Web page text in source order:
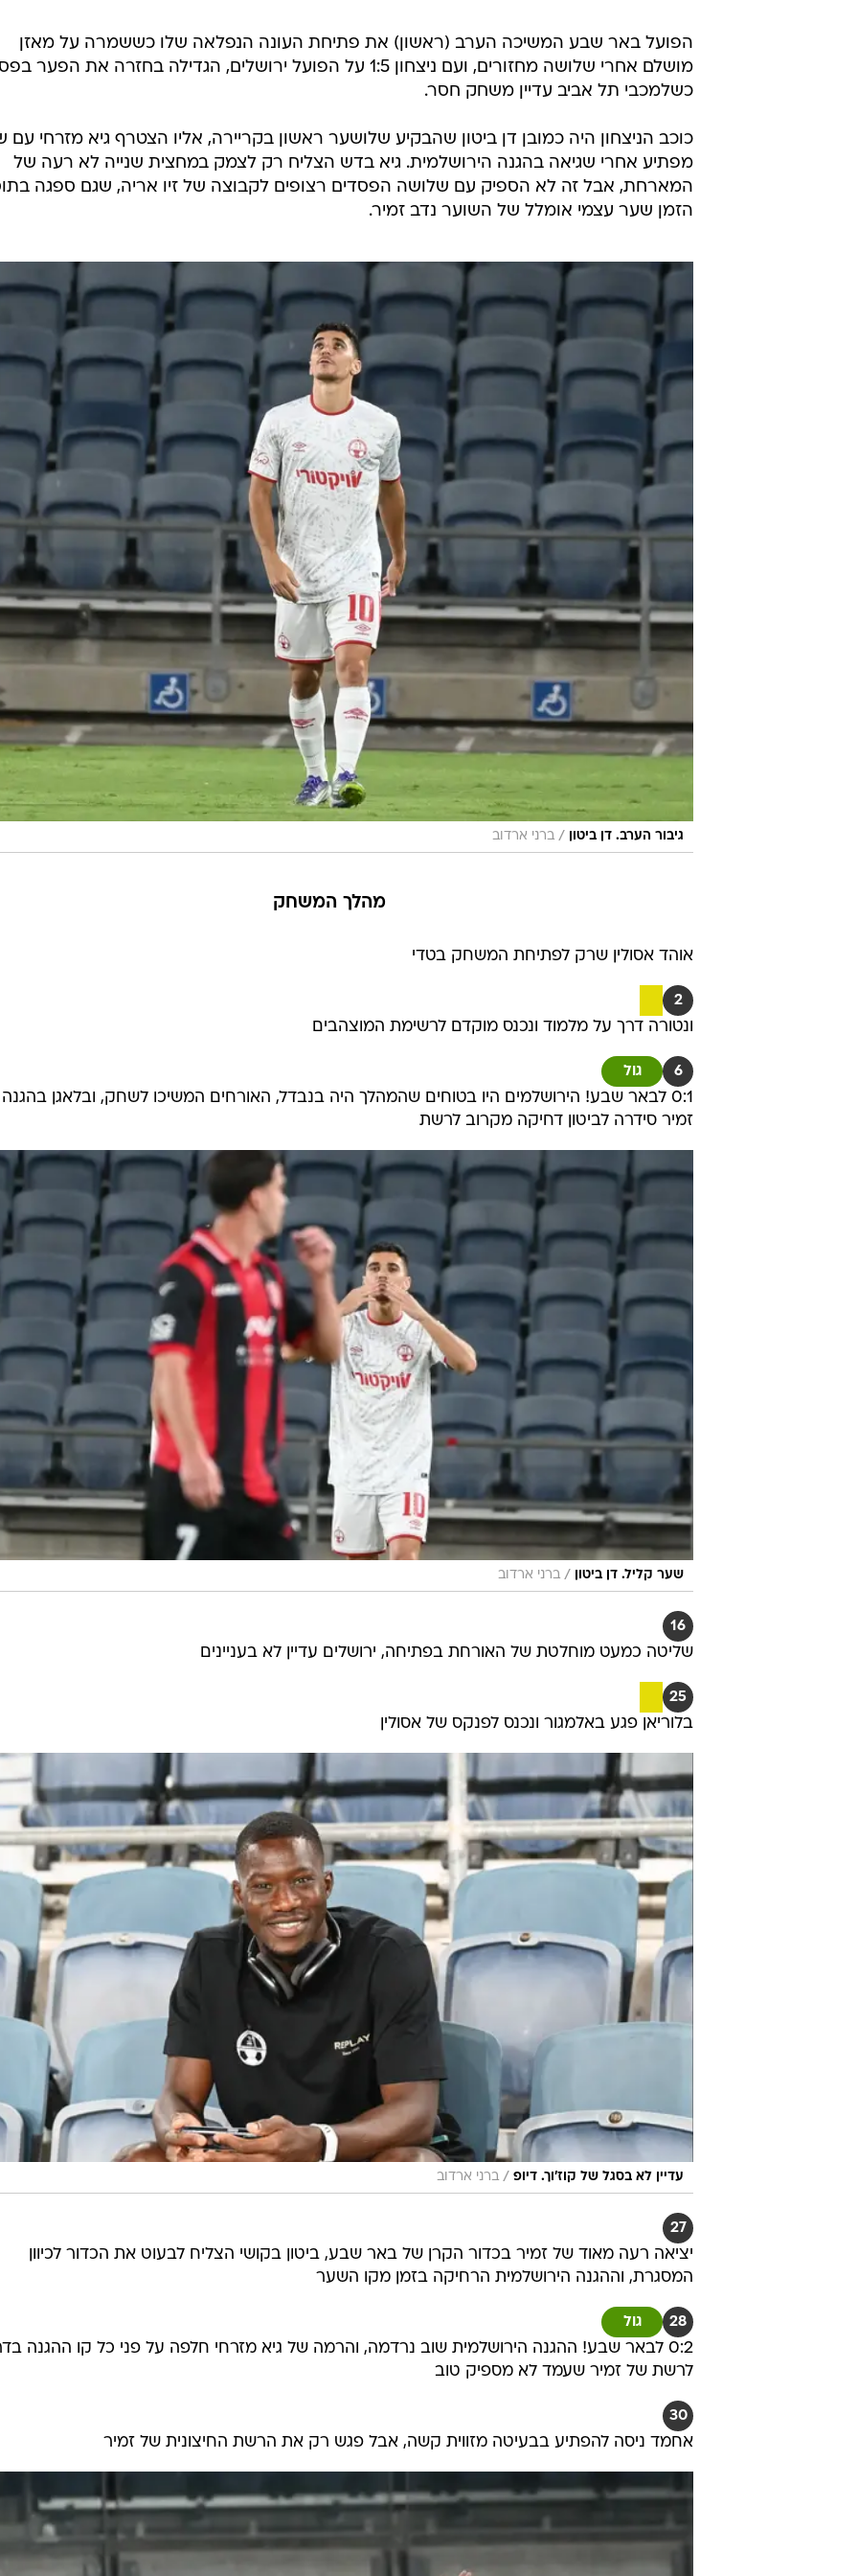
הפועל באר שבע המשיכה הערב (ראשון) את פתיחת העונה הנפלאה שלו כששמרה על מאזן
מושלם אחרי שלושה מחזורים, ועם ניצחון 1:5 על הפועל ירושלים, הגדילה בחזרה את הפער
כשלמכבי תל אביב עדיין משחק חסר.
כוכב הניצחון היה כמובן דן ביטון שהבקיע שלושער ראשון בקריירה, אליו הצטרף גיא מזרחי עם
מפתיע אחרי שגיאה בהגנה הירושלמית. גיא בדש הצליח רק לצמק במחצית שנייה לא רעה של
המארחת, אבל זה לא הספיק עם שלושה הפסדים רצופים לקבוצה של זיו אריה, שגם ספגה
הזמן שער עצמי אומלל של השוער נדב זמיר.
גיבור הערב. דן ביטון / ברני ארדוב
מהלך המשחק
אוהד אסולין שרק לפתיחת המשחק בטדי
2
ונטורה דרך על מלמוד ונכנס מוקדם לרשימת המוצהבים
6 גול
0:1 לבאר שבע! הירושלמים היו בטוחים שהמהלך היה בנבדל, האורחים המשיכו לשחק, ובלאגן
זמיר סידרה לביטון דחיקה מקרוב לרשת
שער קליל. דן ביטון / ברני ארדוב
16
שליטה כמעט מוחלטת של האורחת בפתיחה, ירושלים עדיין לא בעניינים
25
בלוריאן פגע באלמגור ונכנס לפנקס של אסולין
עדיין לא בסגל של קוז'וך. דיופ / ברני ארדוב
27
יציאה רעה מאוד של זמיר בכדור הקרן של באר שבע, ביטון בקושי הצליח לבעוט את הכדור לכיוון
המסגרת, וההגנה הירושלמית הרחיקה בזמן מקו השער
28 גול
0:2 לבאר שבע! ההגנה הירושלמית שוב נרדמה, והרמה של גיא מזרחי חלפה על פני כל קו ההגנה
לרשת של זמיר שעמד לא מספיק טוב
30
אחמד ניסה להפתיע בבעיטה מזווית קשה, אבל פגש רק את הרשת החיצונית של זמיר